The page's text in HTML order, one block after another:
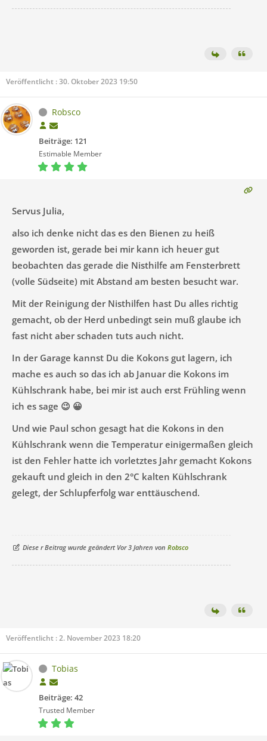
Veröffentlicht : 30. Oktober 2023 19:50
Robsco
Beiträge: 121
Estimable Member
Servus Julia,
also ich denke nicht das es den Bienen zu heiß
geworden ist, gerade bei mir kann ich heuer gut
beobachten das gerade die Nisthilfe am Fensterbrett
(volle Südseite) mit Abstand am besten besucht war.
Mit der Reinigung der Nisthilfen hast Du alles richtig
gemacht, ob der Herd unbedingt sein muß glaube ich
fast nicht aber schaden tuts auch nicht.
In der Garage kannst Du die Kokons gut lagern, ich
mache es auch so das ich ab Januar die Kokons im
Kühlschrank habe, bei mir ist auch erst Frühling wenn
ich es sage 😉 😀
Und wie Paul schon gesagt hat die Kokons in den
Kühlschrank wenn die Temperatur einigermaßen gleich
ist den Fehler hatte ich vorletztes Jahr gemacht Kokons
gekauft und gleich in den 2°C kalten Kühlschrank
gelegt, der Schlupferfolg war enttäuschend.
Diese r Beitrag wurde geändert Vor 3 Jahren von Robsco
Veröffentlicht : 2. November 2023 18:20
Tobias
Beiträge: 42
Trusted Member